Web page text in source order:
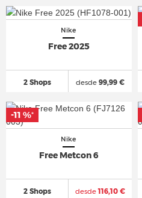
Nike
Free 2025
2 Shops desde99,99 €
Nike
Free Metcon 6
2 Shops desde116,10 €
-11 %*